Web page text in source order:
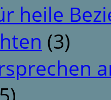
heile
(3)